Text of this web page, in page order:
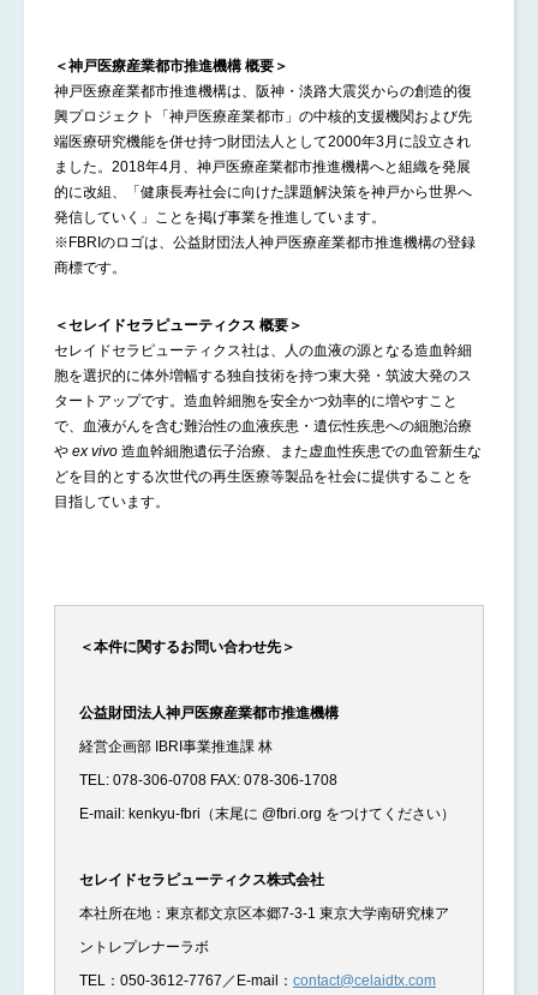
＜神戸医療産業都市推進機構 概要＞
神戸医療産業都市推進機構は、阪神・淡路大震災からの創造的復
興プロジェクト「神戸医療産業都市」の中核的支援機関および先
端医療研究機能を併せ持つ財団法人として2000年3月に設立され
ました。2018年4月、神戸医療産業都市推進機構へと組織を発展
的に改組、「健康長寿社会に向けた課題解決策を神戸から世界へ
発信していく」ことを掲げ事業を推進しています。
※FBRIのロゴは、公益財団法人神戸医療産業都市推進機構の登録
商標です。
＜セレイドセラピューティクス 概要＞
セレイドセラピューティクス社は、人の血液の源となる造血幹細
胞を選択的に体外増幅する独自技術を持つ東大発・筑波大発のス
タートアップです。造血幹細胞を安全かつ効率的に増やすこと
で、血液がんを含む難治性の血液疾患・遺伝性疾患への細胞治療
や ex vivo 造血幹細胞遺伝子治療、また虚血性疾患での血管新生な
どを目的とする次世代の再生医療等製品を社会に提供することを
目指しています。
＜本件に関するお問い合わせ先＞
公益財団法人神戸医療産業都市推進機構
経営企画部 IBRI事業推進課 林
TEL: 078-306-0708 FAX: 078-306-1708
E-mail: kenkyu-fbri（末尾に @fbri.org をつけてください）
セレイドセラピューティクス株式会社
本社所在地：東京都文京区本郷7-3-1 東京大学南研究棟ア
ントレプレナーラボ
TEL：050-3612-7767／E-mail： contact@celaidtx.com